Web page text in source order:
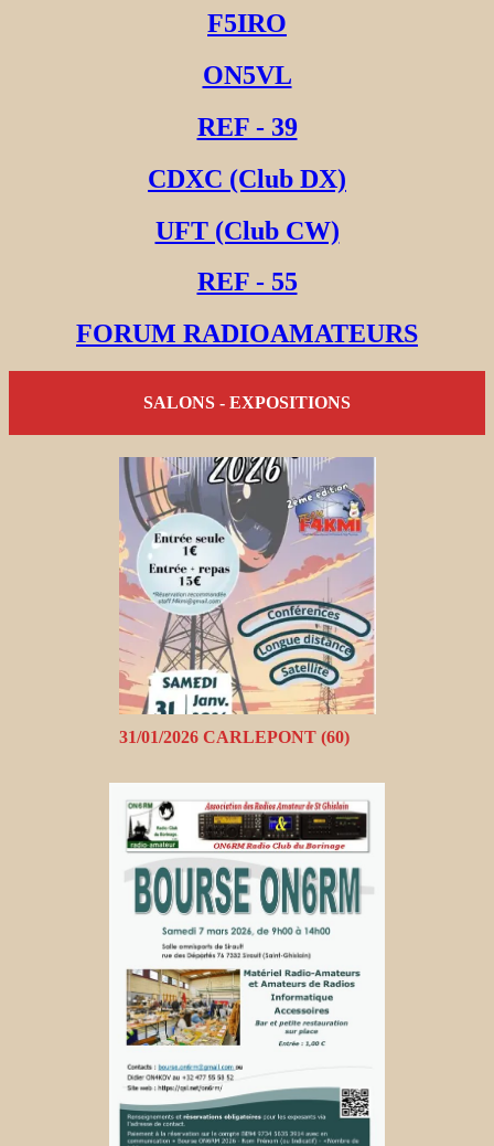
F5IRO
ON5VL
REF - 39
CDXC (Club DX)
UFT (Club CW)
REF - 55
FORUM RADIOAMATEURS
SALONS - EXPOSITIONS
31/01/2026 CARLEPONT (60)